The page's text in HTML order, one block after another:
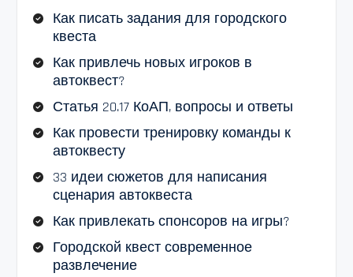
Как писать задания для городского
квеста
Как привлечь новых игроков в
автоквест?
Статья 20.17 КоАП, вопросы и ответы
Как провести тренировку команды к
автоквесту
33 идеи сюжетов для написания
сценария автоквеста
Как привлекать спонсоров на игры?
Городской квест современное
развлечение